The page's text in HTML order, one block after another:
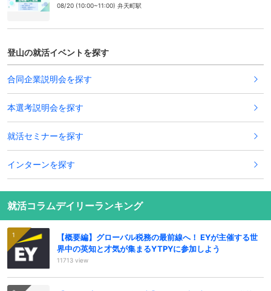
08/20 (10:00~11:00) 弁天町駅
登山の就活イベントを探す
合同企業説明会を探す
本選考説明会を探す
就活セミナーを探す
インターンを探す
就活コラムデイリーランキング
【概要編】グローバル税務の最前線へ！ EYが主催する世
界中の英知と才気が集まるYTPYに参加しよう
11713 view